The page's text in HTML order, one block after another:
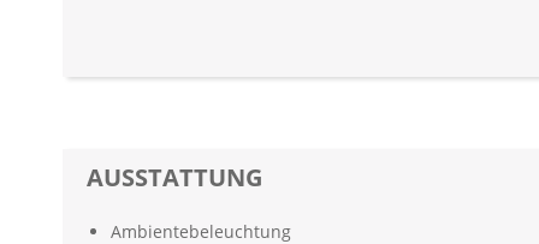
AUSSTATTUNG
Ambientebeleuchtung